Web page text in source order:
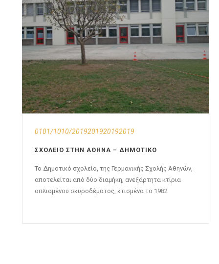
0101/1010/2019201920192019
ΣΧΟΛΕΊΟ ΣΤΗΝ ΑΘΉΝΑ – ΔΗΜΟΤΙΚΌ
Το Δημοτικό σχολείο, της Γερμανικής Σχολής Αθηνών,
αποτελείται από δύο διαμήκη, ανεξάρτητα κτίρια
οπλισμένου σκυροδέματος, κτισμένα το 1982